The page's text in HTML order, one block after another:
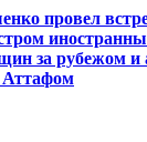
провел
за рубежом и